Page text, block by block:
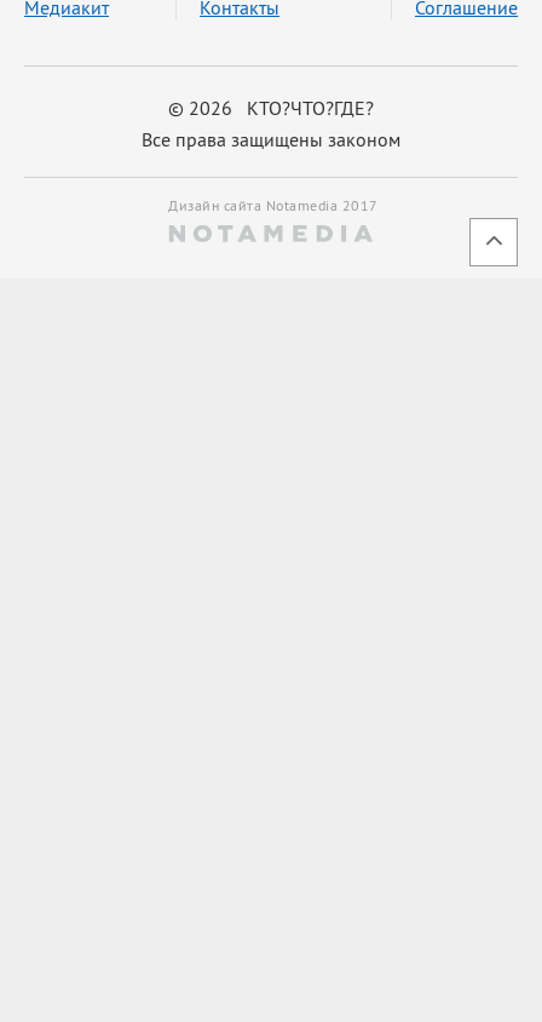
© 2026 КТО?ЧТО?ГДЕ?
Все права защищены законом
Медиакит Контакты Соглашение
Дизайн сайта Notamedia 2017